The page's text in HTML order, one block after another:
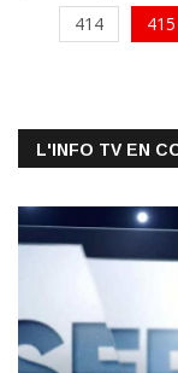
414
415
L'INFO TV EN